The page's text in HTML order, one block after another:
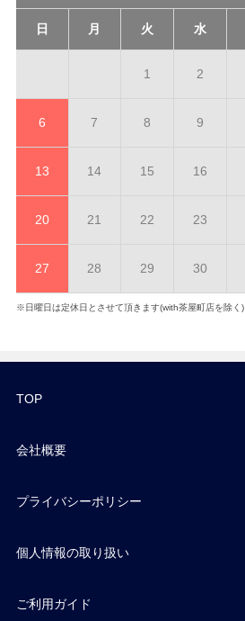
日 月 火 水
1 2
6 7 8 9
13 14 15 16
20 21 22 23
27 28 29 30
※日曜日は定休日とさせて頂きます(with茶屋町店を除く)
TOP
会社概要
プライバシーポリシー
個人情報の取り扱い
ご利用ガイド